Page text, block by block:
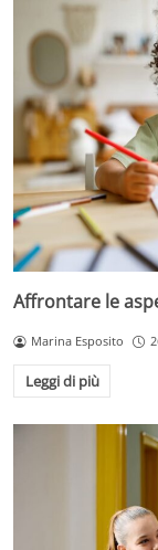
Affrontare le
Marina Esposito
Leggi di più